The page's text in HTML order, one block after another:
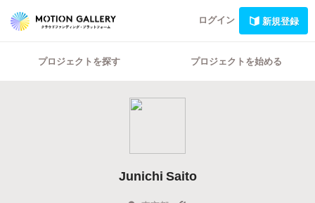
ログイン 新規登録
プロジェクトを探す プロジェクトを始める
Junichi Saito